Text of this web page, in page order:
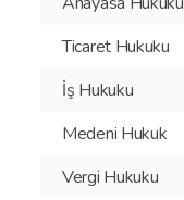
Ticaret Hukuku
İş Hukuku
Medeni Hukuk
Vergi Hukuku